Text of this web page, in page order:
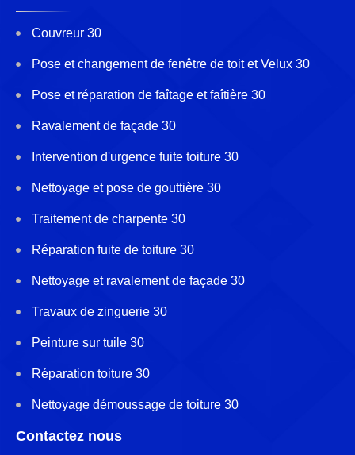
Couvreur 30
Pose et changement de fenêtre de toit et Velux 30
Pose et réparation de faîtage et faîtière 30
Ravalement de façade 30
Intervention d'urgence fuite toiture 30
Nettoyage et pose de gouttière 30
Traitement de charpente 30
Réparation fuite de toiture 30
Nettoyage et ravalement de façade 30
Travaux de zinguerie 30
Peinture sur tuile 30
Réparation toiture 30
Nettoyage démoussage de toiture 30
Contactez nous